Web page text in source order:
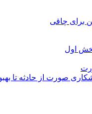
برای چاقی
اول
صورت از حادثه تا